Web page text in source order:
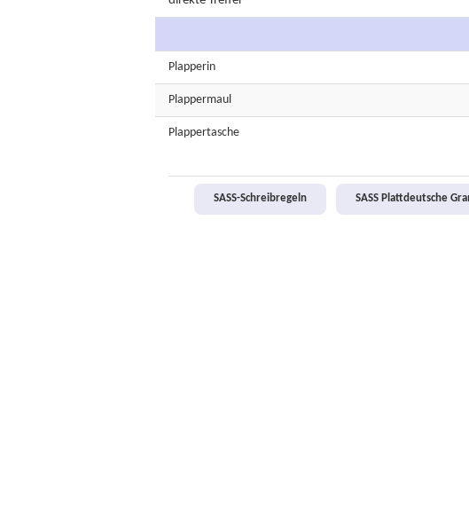
Plapperin
Plappermaul
Plappertasche
SASS-Schreibregeln SASS Plattdeutsche